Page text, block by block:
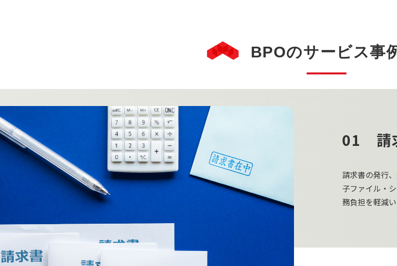
BPOのサービス事
01 請
請求書の発行
子ファイル・
務負担を軽減い